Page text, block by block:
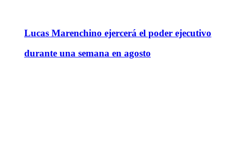
Lucas Marenchino ejercerá el poder ejecutivo
durante una semana en agosto